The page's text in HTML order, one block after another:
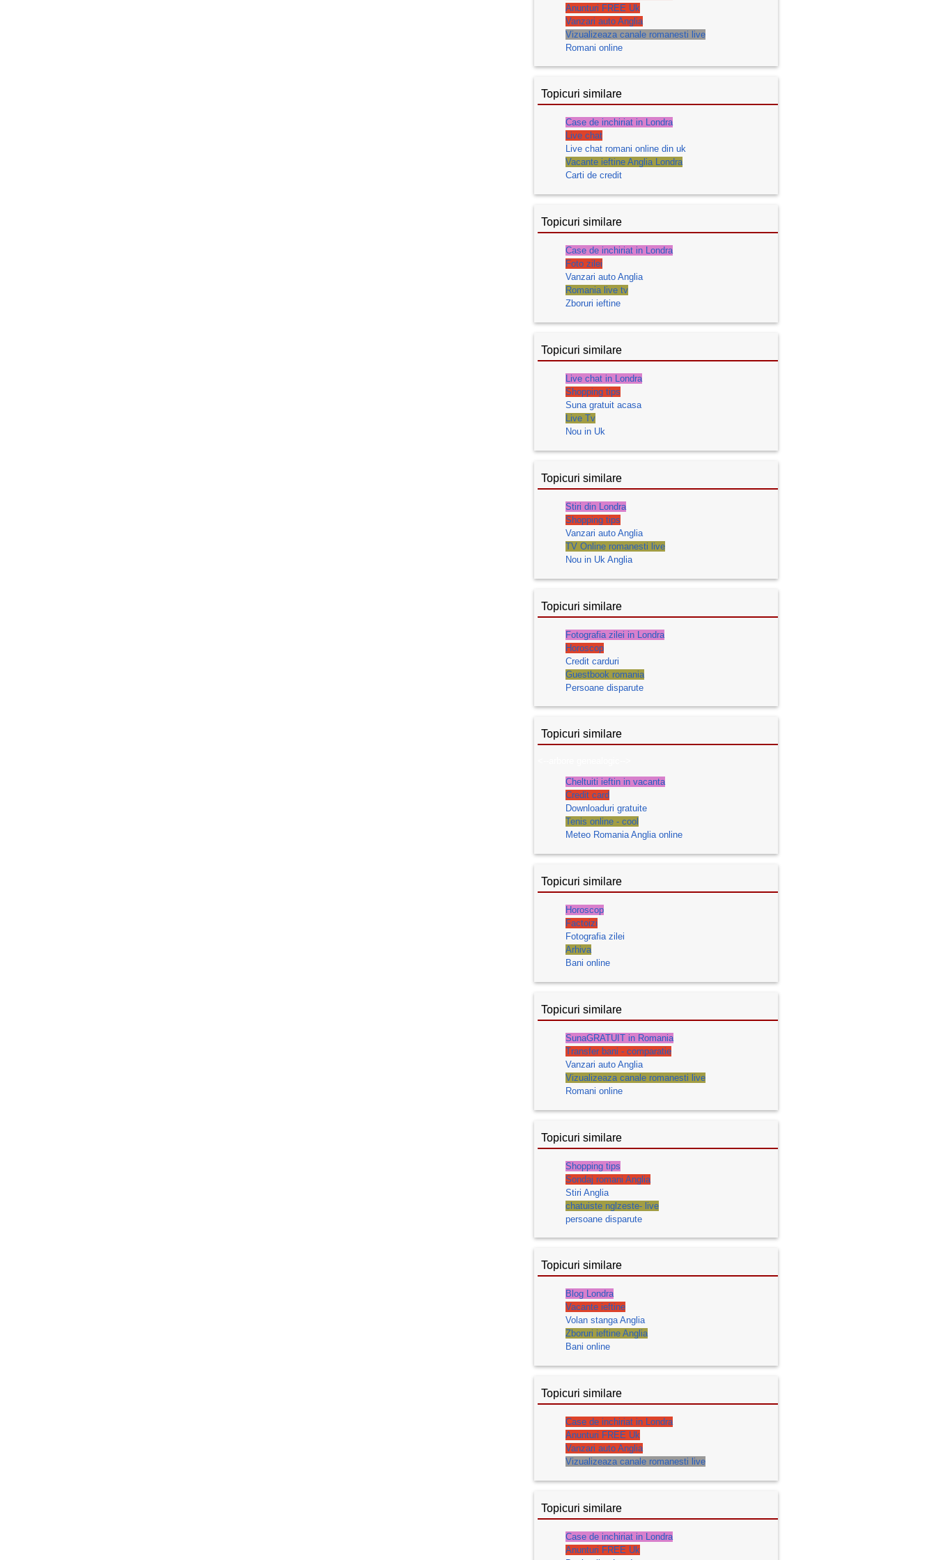
Anunturi FREE Uk
Vanzari auto Anglia
Vizualizeaza canale romanesti live
Romani online
Topicuri similare
Case de inchiriat in Londra
Live chat
Live chat romani online din uk
Vacante ieftine Anglia Londra
Carti de credit
Topicuri similare
Case de inchiriat in Londra
Foto zilei
Vanzari auto Anglia
Romania live tv
Zboruri ieftine
Topicuri similare
Live chat in Londra
Shopping tips
Suna gratuit acasa
Live Tv
Nou in Uk
Topicuri similare
Stiri din Londra
Shopping tips
Vanzari auto Anglia
TV Online romanesti live
Nou in Uk Anglia
Topicuri similare
Fotografia zilei in Londra
Horoscop
Credit carduri
Guestbook romania
Persoane disparute
Topicuri similare
Cheltuiti ieftin in vacanta
Credit card
Downloaduri gratuite
Tenis online - cool
Meteo Romania Anglia online
Topicuri similare
Horoscop
Factoizi
Fotografia zilei
Arhiva
Bani online
Topicuri similare
SunaGRATUIT in Romania
Transfer bani - comparatie
Vanzari auto Anglia
Vizualizeaza canale romanesti live
Romani online
Topicuri similare
Shopping tips
Sondaj romani Anglia
Stiri Anglia
chatuiste nglzeste- live
persoane disparute
Topicuri similare
Blog Londra
Vacante ieftine
Volan stanga Anglia
Zboruri ieftine Anglia
Bani online
Topicuri similare
Case de inchiriat in Londra
Anunturi FREE Uk
Vanzari auto Anglia
Vizualizeaza canale romanesti live
Topicuri similare
Case de inchiriat in Londra
Anunturi FREE Uk